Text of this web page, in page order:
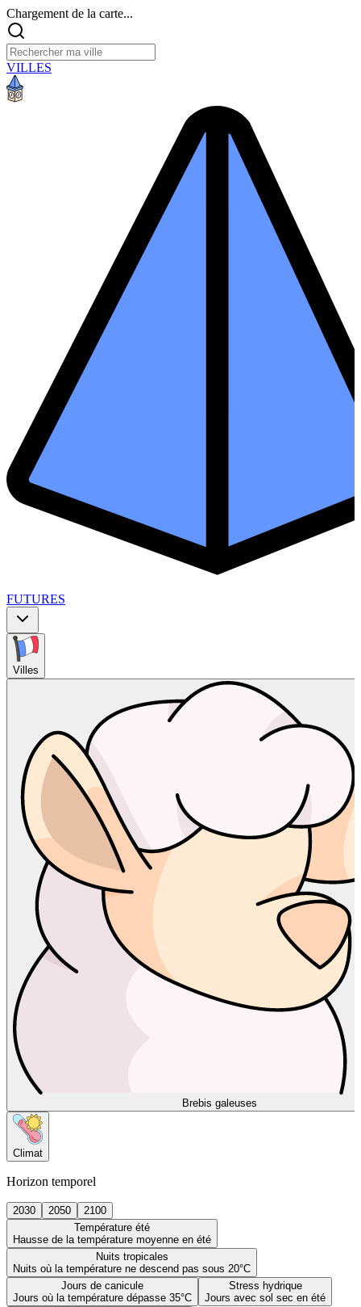
Chargement de la carte...
VILLES
FUTURES
Villes
Brebis galeuses
Climat
Horizon temporel
2030 2050
2100
Température été
Hausse de la température moyenne en été
Nuits tropicales
Nuits où la température ne descend pas sous 20°C
Jours de canicule
Jours où la température dépasse 35°C
Stress hydrique
Jours avec sol sec en été